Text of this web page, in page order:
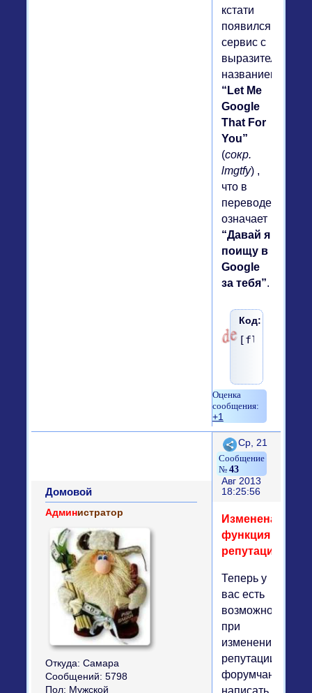
кстати
появился
сервис с
выразительным
названием
“Let Me
Google
That For
You”
(сокр.
lmgtfy) ,
что в
переводе
означает
“Давай я
поищу в
Google
за тебя”.
Код:
+1
Поделиться
43
Ср, 21
Авг 2013
18:25:56
Домовой
Администратор
Откуда: Самара
Сообщений: 5798
Пол: Мужской
Изменена
функция
репутации.
Теперь у
вас есть
возможность
при
изменении
репутации
форумчанину
написать